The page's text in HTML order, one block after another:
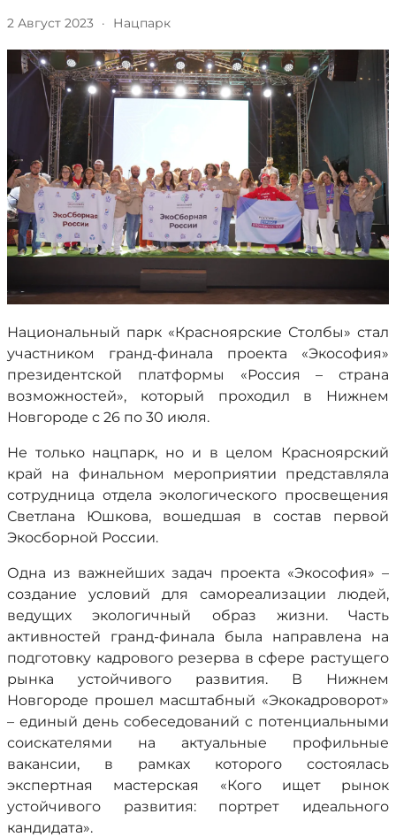
2 Август 2023 · Нацпарк
Национальный парк «Красноярские Столбы» стал
участником гранд-финала проекта «Экософия»
президентской платформы «Россия – страна
возможностей», который проходил в Нижнем
Новгороде с 26 по 30 июля.
Не только нацпарк, но и в целом Красноярский
край на финальном мероприятии представляла
сотрудница отдела экологического просвещения
Светлана Юшкова, вошедшая в состав первой
Экосборной России.
Одна из важнейших задач проекта «Экософия» –
создание условий для самореализации людей,
ведущих экологичный образ жизни. Часть
активностей гранд-финала была направлена на
подготовку кадрового резерва в сфере растущего
рынка устойчивого развития. В Нижнем
Новгороде прошел масштабный «Экокадроворот»
– единый день собеседований с потенциальными
соискателями на актуальные профильные
вакансии, в рамках которого состоялась
экспертная мастерская «Кого ищет рынок
устойчивого развития: портрет идеального
кандидата».